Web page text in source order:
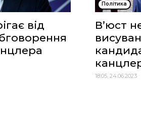
від
Політика
В’юст
18:05, 24.06.2023